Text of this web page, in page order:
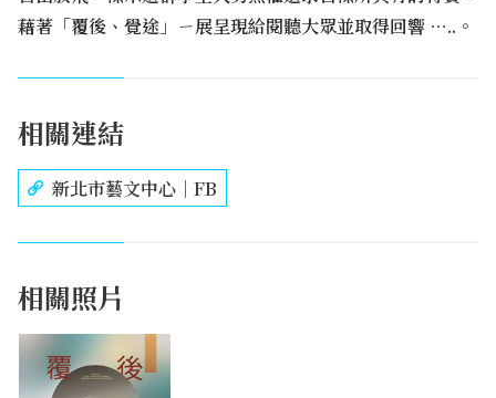
藉著「覆後、覺途」ㄧ展呈現給閱聽大眾並取得回響 …..。
相關連結
新北市藝文中心｜FB
相關照片